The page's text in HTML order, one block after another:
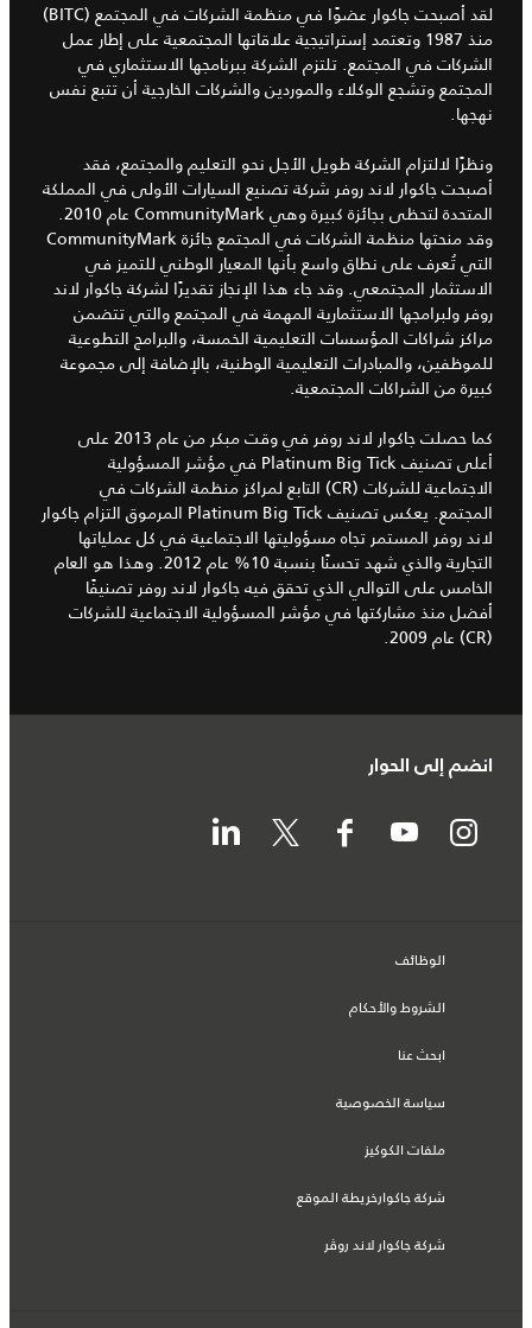
لقد أصبحت جاكوار عضوًا في منظمة الشركات في المجتمع (BITC)
منذ 1987 وتعتمد إستراتيجية علاقاتها المجتمعية على إطار عمل
الشركات في المجتمع. تلتزم الشركة ببرنامجها الاستثماري في
المجتمع وتشجع الوكلاء والموردين والشركات الخارجية أن تتبع نفس
نهجها.
ونظرًا لالتزام الشركة طويل الأجل نحو التعليم والمجتمع، فقد
أصبحت جاكوار لاند روفر شركة تصنيع السيارات الأولى في المملكة
المتحدة لتحظى بجائزة كبيرة وهي CommunityMark عام 2010.
وقد منحتها منظمة الشركات في المجتمع جائزة CommunityMark
التي تُعرف على نطاق واسع بأنها المعيار الوطني للتميز في
الاستثمار المجتمعي. وقد جاء هذا الإنجاز تقديرًا لشركة جاكوار لاند
روفر ولبرامجها الاستثمارية المهمة في المجتمع والتي تتضمن
مراكز شراكات المؤسسات التعليمية الخمسة، والبرامج التطوعية
للموظفين، والمبادرات التعليمية الوطنية، بالإضافة إلى مجموعة
كبيرة من الشراكات المجتمعية.
كما حصلت جاكوار لاند روفر في وقت مبكر من عام 2013 على
أعلى تصنيف Platinum Big Tick في مؤشر المسؤولية
الاجتماعية للشركات (CR) التابع لمراكز منظمة الشركات في
المجتمع. يعكس تصنيف Platinum Big Tick المرموق التزام جاكوار
لاند روفر المستمر تجاه مسؤوليتها الاجتماعية في كل عملياتها
التجارية والذي شهد تحسنًا بنسبة 10% عام 2012. وهذا هو العام
الخامس على التوالي الذي تحقق فيه جاكوار لاند روفر تصنيفًا
أفضل منذ مشاركتها في مؤشر المسؤولية الاجتماعية للشركات
(CR) عام 2009.
انضم إلى الحوار
الوظائف
الشروط والأحكام
ابحث عنا
سياسة الخصوصية
ملفات الكوكيز
شركة جاكوارخريطة الموقع
شركة جاكوار لاند روڤر